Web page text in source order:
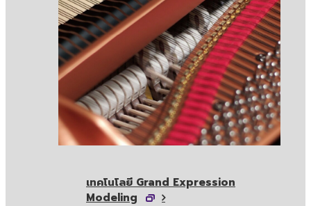
เทคโนโลยี Grand Expression
Modeling